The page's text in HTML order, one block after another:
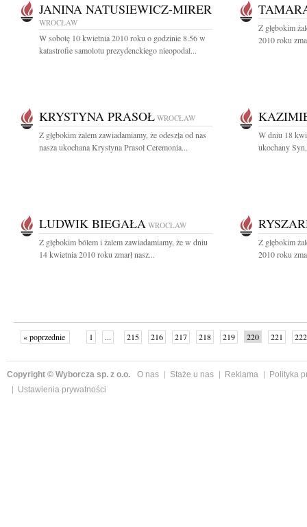
JANINA NATUSIEWICZ-MIRER
WROCŁAW
W sobotę 10 kwietnia 2010 roku o godzinie 8.56 w
katastrofie samolotu prezydenckiego nieopodal...
Z głębokim
2010 roku
KRYSTYNA PRASOŁ WROCŁAW
Z głębokim żalem zawiadamiamy, że odeszła od nas
nasza ukochana Krystyna Prasoł Ceremonia...
W dniu 18
ukochany
LUDWIK BIEGAŁA WROCŁAW
Z głębokim bólem i żalem zawiadamiamy, że w dniu
14 kwietnia 2010 roku zmarł nasz...
Z głębokim
2010 roku
« poprzednie 1 ... 215 216 217 218 219 220 221
222
Copyright © Wyborcza sp. z o.o. O nas Staże u nas Reklama
Polityka
Ustawienia prywatności